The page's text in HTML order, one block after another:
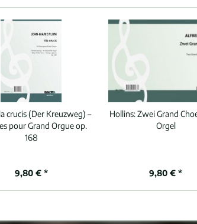
crucis (Der Kreuzweg) –
pour Grand Orgue op.
168
9,80 € *
Hollins:Zwei Grand
Orgel
9,80 € *